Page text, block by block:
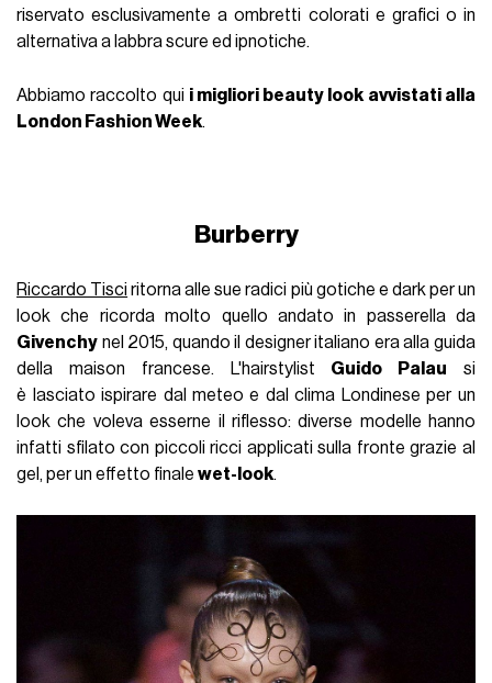
riservato esclusivamente a ombretti colorati e grafici o in
alternativa a labbra scure ed ipnotiche.
Abbiamo raccolto qui i migliori beauty look avvistati alla
London Fashion Week.
Burberry
Riccardo Tisci ritorna alle sue radici più gotiche e dark per un
look che ricorda molto quello andato in passerella da
Givenchy nel 2015, quando il designer italiano era alla guida
della maison francese. L'hairstylist Guido Palau si
è lasciato ispirare dal meteo e dal clima Londinese per un
look che voleva esserne il riflesso: diverse modelle hanno
infatti sfilato con piccoli ricci applicati sulla fronte grazie al
gel, per un effetto finalewet-look.